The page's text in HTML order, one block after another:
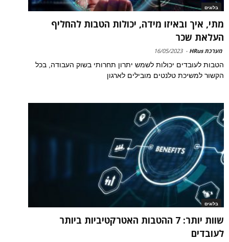
בלוגים
מתי, איך ובאיזו מידה, יכולות הטבות להחליף
העלאת שכר
מערכת HRus -
16/05/2023
הטבות לעובדים יכולות לשמש יתרון תחרותי בשוק העבודה, בכל
הקשור למשיכת טלנטים מובילים לארגון
בלוגים
שוות יותר: 7 ההטבות האטרקטיביות ביותר
לעובדים